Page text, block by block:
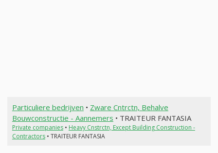
Particuliere bedrijven • Zware Cntrctn, Behalve
Bouwconstructie - Aannemers • TRAITEUR FANTASIA
Private companies• Heavy Cnstrctn, Except Building Construction -
Contractors• TRAITEUR FANTASIA